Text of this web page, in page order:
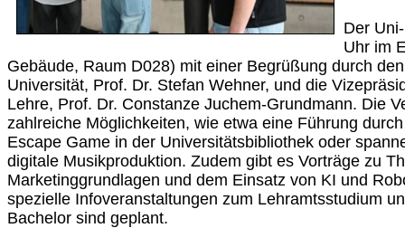
Der
Uhr im
Gebäude, Raum D028) mit einer Begrüßung durch
Universität, Prof. Dr. Stefan Wehner, und die
Lehre, Prof. Dr. Constanze Juchem-Grundmann. Die
zahlreiche Möglichkeiten, wie etwa eine Führung
Escape Game in der Universitätsbibliothek oder
digitale Musikproduktion. Zudem gibt es Vorträge zu
Marketinggrundlagen und dem Einsatz von KI und
spezielle Infoveranstaltungen zum Lehramtsstudium
Bachelor sind geplant.